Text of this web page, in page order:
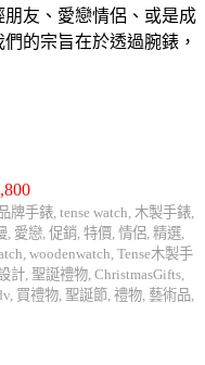
友、愛戀情侶、或是成
的宗旨在於透過腕錶，
手錶, tense watch, 木製手錶,
愛戀, 促銷, 特價, 情侶, 精選,
woodenwatch, Tense木製手
計, 聖誕禮物, ChristmasGifts,
買禮物, 聖誕節, 禮物, 藝術品,